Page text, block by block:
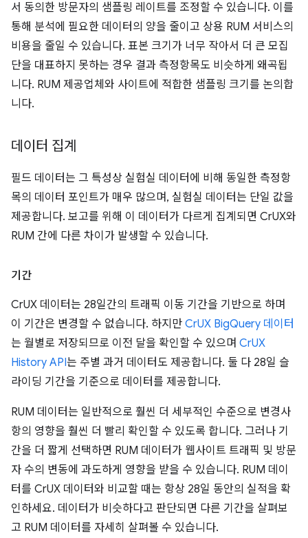
서 동의한 방문자의 샘플링 레이트를 조정할 수 있습니다. 이를
통해 분석에 필요한 데이터의 양을 줄이고 상용 RUM 서비스의
비용을 줄일 수 있습니다. 표본 크기가 너무 작아서 더 큰 모집
단을 대표하지 못하는 경우 결과 측정항목도 비슷하게 왜곡됩
니다. RUM 제공업체와 사이트에 적합한 샘플링 크기를 논의합
니다.
데이터 집계
필드 데이터는 그 특성상 실험실 데이터에 비해 동일한 측정항
목의 데이터 포인트가 매우 많으며, 실험실 데이터는 단일 값을
제공합니다. 보고를 위해 이 데이터가 다르게 집계되면 CrUX와
RUM 간에 다른 차이가 발생할 수 있습니다.
기간
CrUX 데이터는 28일간의 트래픽 이동 기간을 기반으로 하며
이 기간은 변경할 수 없습니다. 하지만 CrUX BigQuery 데이터
는 월별로 저장되므로 이전 달을 확인할 수 있으며 CrUX
History API는 주별 과거 데이터도 제공합니다. 둘 다 28일 슬
라이딩 기간을 기준으로 데이터를 제공합니다.
RUM 데이터는 일반적으로 훨씬 더 세부적인 수준으로 변경사
항의 영향을 훨씬 더 빨리 확인할 수 있도록 합니다. 그러나 기
간을 더 짧게 선택하면 RUM 데이터가 웹사이트 트래픽 및 방문
자 수의 변동에 과도하게 영향을 받을 수 있습니다. RUM 데이
터를 CrUX 데이터와 비교할 때는 항상 28일 동안의 실적을 확
인하세요. 데이터가 비슷하다고 판단되면 다른 기간을 살펴보
고 RUM 데이터를 자세히 살펴볼 수 있습니다.